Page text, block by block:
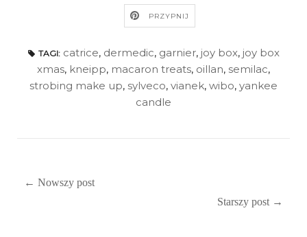
PRZYPNIJ
TAGI: catrice, dermedic, garnier, joy box, joy box
xmas, kneipp, macaron treats, oillan, semilac,
strobing make up, sylveco, vianek, wibo, yankee
candle
← Nowszy post
Starszy post →